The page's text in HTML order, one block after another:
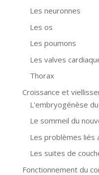
Les neuronnes
Les os
Les poumons
Les valves
Thorax
Croissance et
L'embryogénèse
Le sommeil du
Les problèmes liés
Les suites de
Fonctionnement du